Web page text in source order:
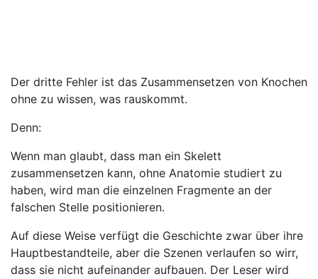
Der dritte Fehler ist das Zusammensetzen von Knochen
ohne zu wissen, was rauskommt.
Denn:
Wenn man glaubt, dass man ein Skelett
zusammensetzen kann, ohne Anatomie studiert zu
haben, wird man die einzelnen Fragmente an der
falschen Stelle positionieren.
Auf diese Weise verfügt die Geschichte zwar über ihre
Hauptbestandteile, aber die Szenen verlaufen so wirr,
dass sie nicht aufeinander aufbauen. Der Leser wird